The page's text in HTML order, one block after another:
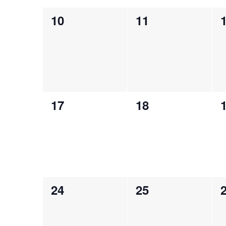
0
10
0
11
0
0
17
0
18
0
0
24
0
25
0